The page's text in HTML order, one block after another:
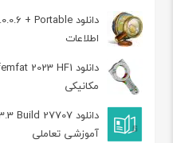
اطلاعات
مکانیکی
آموزشی تعاملی